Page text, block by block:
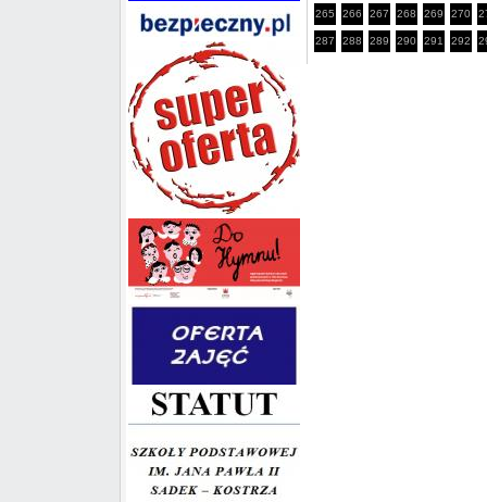
265 266 267 268 269 270
287 288 289 290 291 292